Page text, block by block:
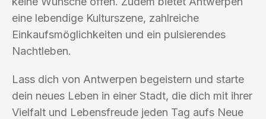
eine lebendige Kulturszene, zahlreiche
Einkaufsmöglichkeiten und ein pulsierendes
Nachtleben.
Lass dich von Antwerpen begeistern und starte
dein neues Leben in einer Stadt, die dich mit ihrer
Vielfalt und Lebensfreude jeden Tag aufs Neue